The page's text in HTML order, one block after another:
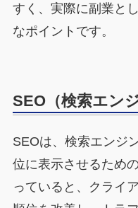
すく、実際に副業と
なポイントです。
SEO（検索エン
SEOは、検索エンジ
位に表示させるため
っていると、クライ